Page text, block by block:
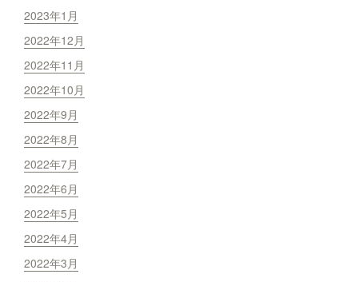
2023年1月
2022年12月
2022年11月
2022年10月
2022年9月
2022年8月
2022年7月
2022年6月
2022年5月
2022年4月
2022年3月